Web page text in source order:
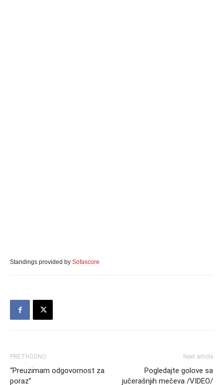
Standings provided by Sofascore
PRETHODNO
“Preuzimam odgovornost za
poraz”
Next article
Pogledajte golove sa
jučerašnjih mečeva /VIDEO/